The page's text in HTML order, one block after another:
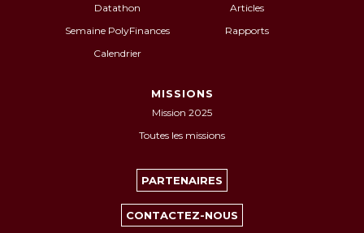
MISSIONS
Mission 2025
Toutes les missions
Datathon
Semaine PolyFinances
Calendrier
Articles
Rapports
PARTENAIRES
CONTACTEZ-NOUS